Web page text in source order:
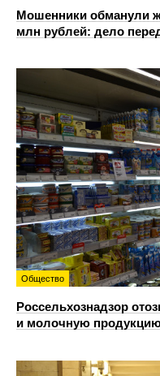
Мошенники обманули
млн рублей: дело
Общество
Россельхознадзор
и молочную